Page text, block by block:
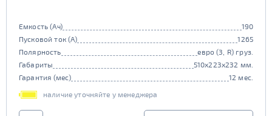
Емкость (Ач)
190
Пусковой ток (А)
1265
Полярность
евро (3, R) груз.
Габариты
510x223x232 мм.
Гарантия (мес)
12 мес.
наличие уточняйте у менеджера